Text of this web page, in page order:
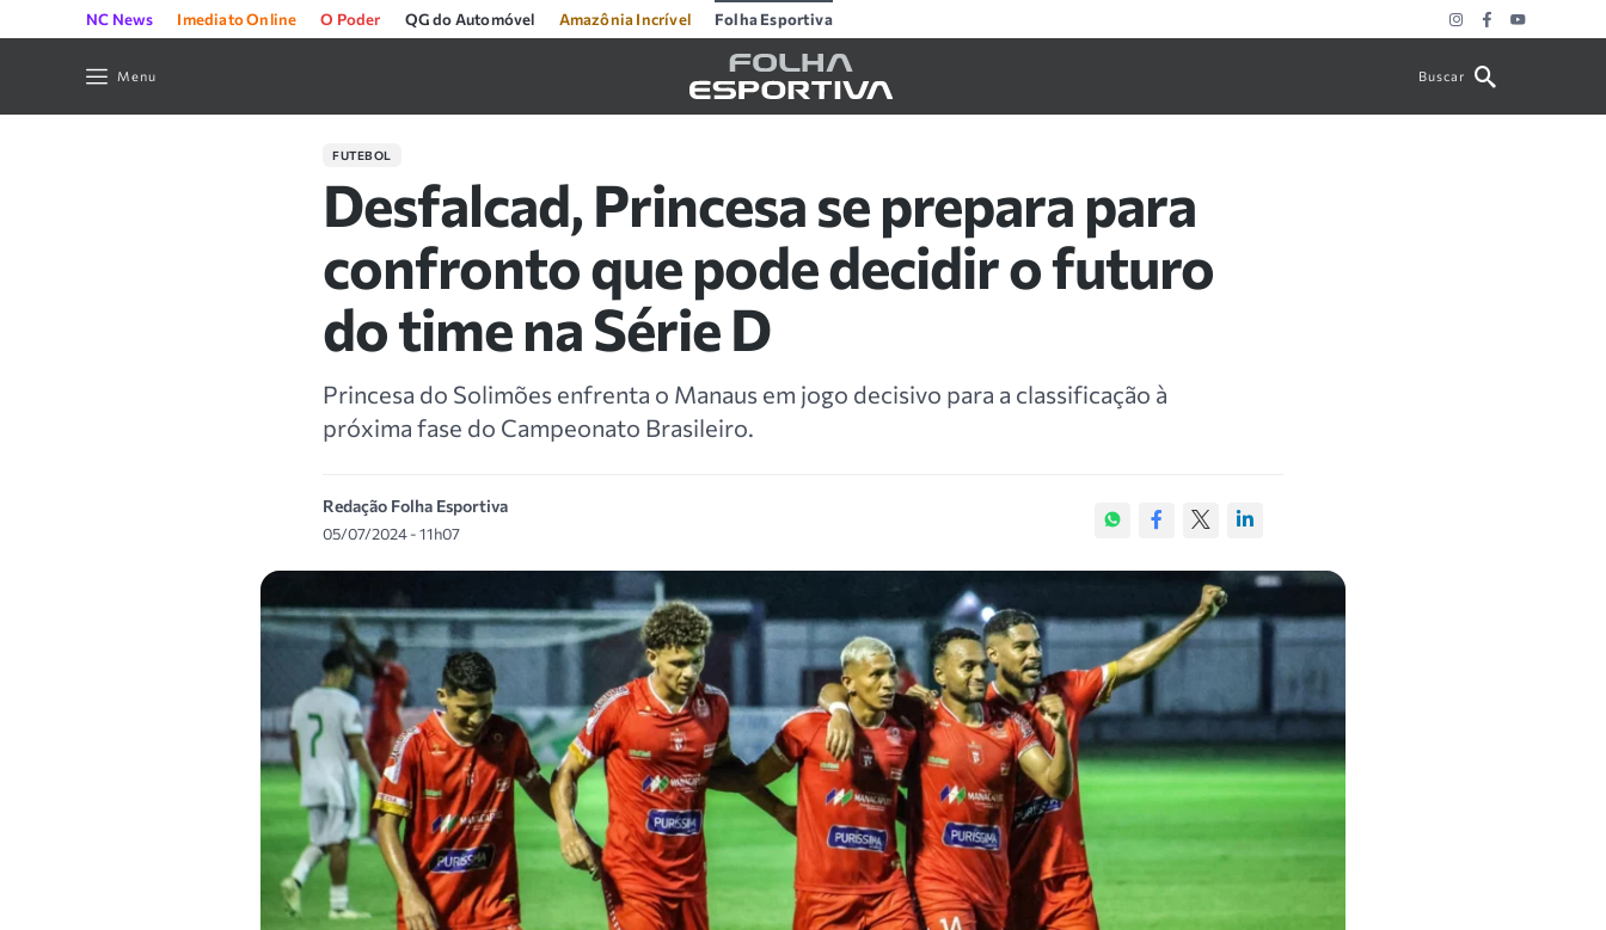
NC News Imediato Online O Poder QG do Automóvel Amazônia Incrível Folha Esportiva
Menu Buscar
FUTEBOL
Desfalcad, Princesa se prepara para
confronto que pode decidir o futuro
do time na Série D
Princesa do Solimões enfrenta o Manaus em jogo decisivo para a classificação à
próxima fase do Campeonato Brasileiro.
Redação Folha Esportiva
05/07/2024 - 11h07